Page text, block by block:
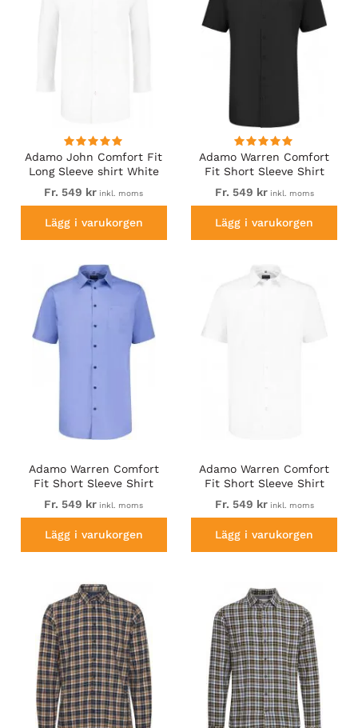
Adamo John Comfort Fit
Long Sleeve shirt White
Fr. 549 kr inkl. moms
Lägg i varukorgen
Adamo Warren Comfort
Fit Short Sleeve Shirt
Black
Fr. 549 krinkl. moms
Lägg i varukorgen
Adamo Warren Comfort
Fit Short Sleeve Shirt
Medium Blue
Fr. 549 kr inkl. moms
Lägg i varukorgen
Adamo Warren Comfort
Fit Short Sleeve Shirt
White
Fr. 549 krinkl. moms
Lägg i varukorgen